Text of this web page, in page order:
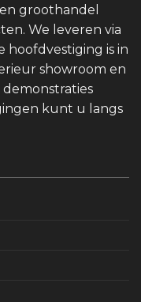
groothandel
We leveren via
hoofdvestiging is in
showroom en
kunt u langs